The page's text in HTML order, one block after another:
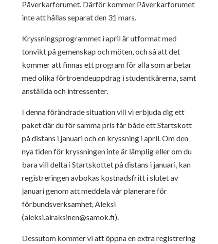
Påverkarforumet. Därför kommer Påverkarforumet
inte att hållas separat den 31 mars.
Kryssningsprogrammet i april är utformat med
tonvikt på gemenskap och möten, och så att det
kommer att finnas ett program för alla som arbetar
med olika förtroendeuppdrag i studentkårerna, samt
anställda och intressenter.
I denna förändrade situation vill vi erbjuda dig ett
paket där du för samma pris får både ett Startskott
på distans i januari och en kryssning i april. Om den
nya tiden för kryssningen inte är lämplig eller om du
bara vill delta i Startskottet på distans i januari, kan
registreringen avbokas kostnadsfritt i slutet av
januari genom att meddela vår planerare för
förbundsverksamhet, Aleksi
(aleksi.airaksinen@samok.fi).
Dessutom kommer vi att öppna en extra registrering